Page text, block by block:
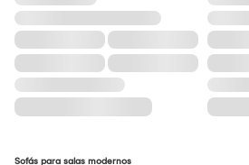
Sofás para salas modernos